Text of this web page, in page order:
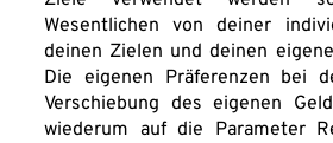
Wesentlichen von deiner
deinen Zielen und deinen
Die eigenen Präferenzen bei
Verschiebung des eigenen
wiederum auf die Parameter